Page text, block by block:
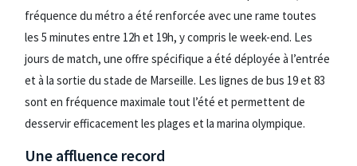
fréquence du métro a été renforcée avec une rame toutes
les 5 minutes entre 12h et 19h, y compris le week-end. Les
jours de match, une offre spécifique a été déployée à l’entrée
et à la sortie du stade de Marseille. Les lignes de bus 19 et 83
sont en fréquence maximale tout l’été et permettent de
desservir efficacement les plages et la marina olympique.
Une affluence record